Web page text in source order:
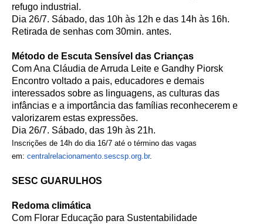
refugo industrial.
Dia 26/7. Sábado, das 10h às 12h e das 14h às 16h.
Retirada de senhas com 30min. antes.
Método de Escuta Sensível das Crianças
Com Ana Cláudia de Arruda Leite e Gandhy Piorsk
Encontro voltado a pais, educadores e demais
interessados sobre as linguagens, as culturas das
infâncias e a importância das famílias reconhecerem e
valorizarem estas expressões.
Dia 26/7. Sábado, das 19h às 21h.
Inscrições de 14h do dia 16/7 até o término das vagas
em: centralrelacionamento.sescsp. org.br.
SESC GUARULHOS
Redoma climática
Com Florar Educação para Sustentabilidade